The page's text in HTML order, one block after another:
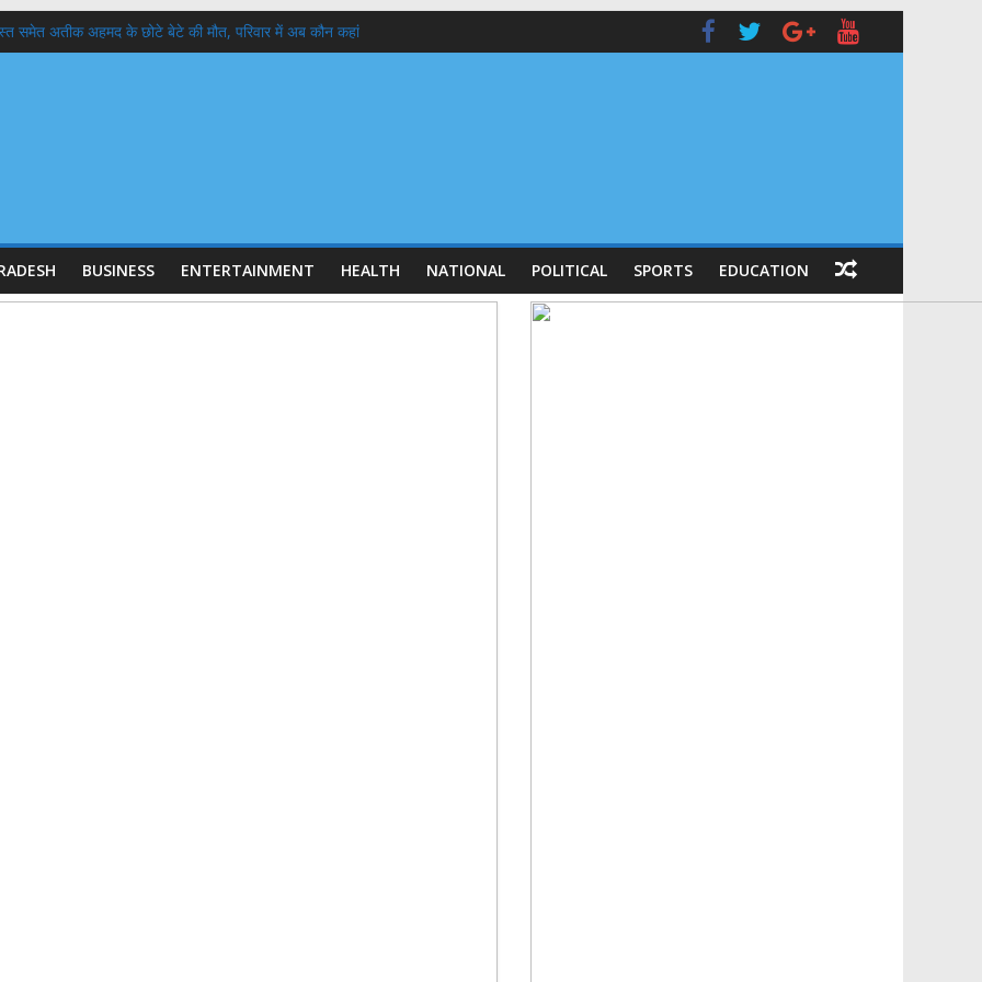
समेत अतीक अहमद के छोटे बेटे की मौत, परिवार में अब कौन कहां
BUSINESS ENTERTAINMENT HEALTH NATIONAL POLITICAL SPORTS EDUCATION